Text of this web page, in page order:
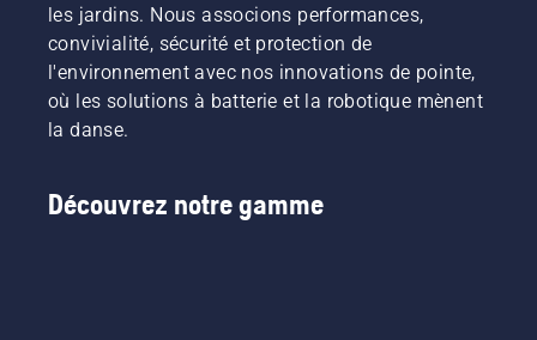
les jardins. Nous associons performances,
convivialité, sécurité et protection de
l'environnement avec nos innovations de pointe,
où les solutions à batterie et la robotique mènent
la danse.
Découvrez notre gamme